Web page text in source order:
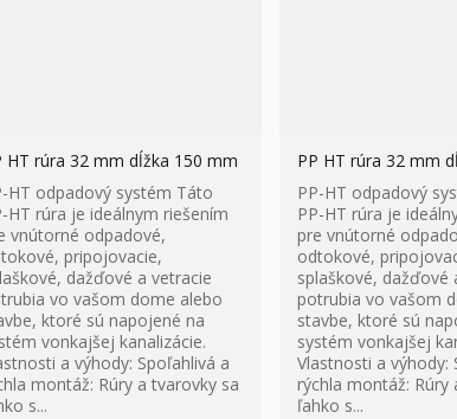
HT rúra 32 mm dĺžka 150 mm
HT odpadový systém Táto
HT rúra je ideálnym riešením
vnútorné odpadové,
pripojovacie,
dažďové a vetracie
vo vašom dome alebo
ktoré sú napojené na
vonkajšej kanalizácie.
a výhody: Spoľahlivá a
montáž: Rúry a tvarovky sa
s...
PP HT rúra 32 mm
PP-HT odpadový
PP-HT rúra je
pre vnútorné
odtokové,
splaškové, dažďové
potrubia vo vašom
stavbe, ktoré sú
systém vonkajšej
Vlastnosti a výhody:
rýchla montáž: Rúry
ľahko s...